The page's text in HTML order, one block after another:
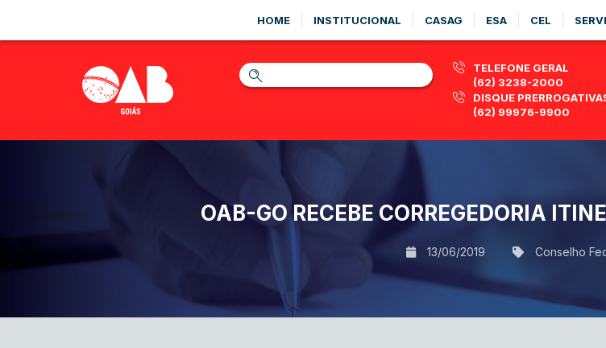
HOME INSTITUCIONAL CASAG ESA CEL
TELEFONE GERAL
(62) 3238-2000
DISQUE
(62) 99976-9900
OAB-GO RECEBE CORREGEDORIA
13/06/2019 Conselho